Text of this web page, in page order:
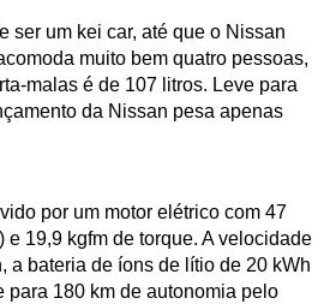
ser um kei car, até que o Nissan
muito bem quatro pessoas,
malas é de 107 litros. Leve para
da Nissan pesa apenas
por um motor elétrico com 47
e 19,9 kgfm de torque. A velocidade
a bateria de íons de lítio de 20 kWh
para 180 km de autonomia pelo